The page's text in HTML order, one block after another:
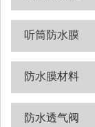
听筒防水膜
防水膜材料
防水透气阀